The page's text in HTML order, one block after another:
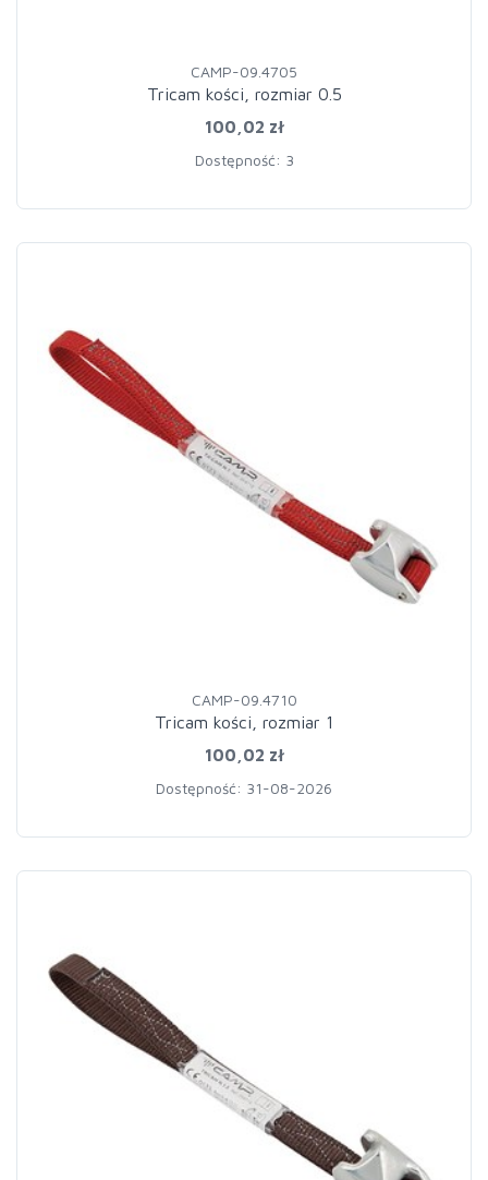
CAMP-09.4705
Tricam kości, rozmiar 0.5
100,02 zł
Dostępność: 3
CAMP-09.4710
Tricam kości, rozmiar 1
100,02 zł
Dostępność: 31-08-2026